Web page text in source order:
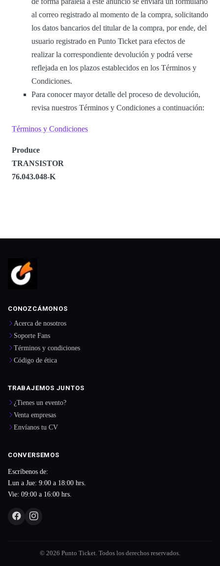
al correo registrado al momento de la compra, solicitando
los datos bancarios del titular de la compra, por ende, del
usuario registrado en Punto Ticket para efectos de
realizar la correspondiente devolución y podrá verse
reflejada en los plazos establecidos en los Términos y
Condiciones.
Para conocer mayor detalle del proceso de devolución,
revisa nuestros Términos y Condiciones a continuación:
Términos y Condiciones
Produce
TRANSISTOR
76.043.048-K
CONOZCÁMONOS
Acerca de nosotros
Soporte Fans
Términos y condiciones
Código de ética
TRABAJEMOS JUNTOS
¿Tienes un evento?
Venta empresas
Envíanos tu CV
CONVERSEMOS
Escríbenos de:
Lun a Jue: 9:00 a 18:00 hrs.
Vie: 09:00 a 16:00 hrs.
© 2026 Punto Ticket. Todos los derechos reservados.